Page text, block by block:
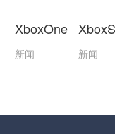
XboxOne
新闻 新闻